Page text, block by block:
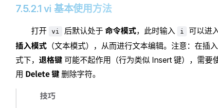
7.5.2.1 vi 基本使用方法
打开 vi 后默认处于 命令模式，此时输入 i 可以进
插入模式 （文本模式），从而进行文本编辑。注意：在插
式下， 退格键 可能不起作用（行为类似 Insert 键），需要
用 Delete 键 删除字符。
技巧